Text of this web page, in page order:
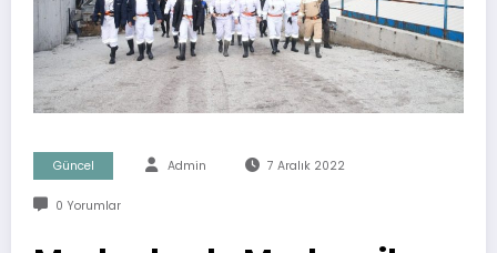
Güncel Admin 7 Aralık 2022
0 Yorumlar